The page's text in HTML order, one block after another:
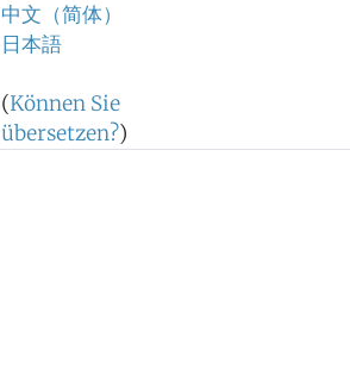
中文（简体）
日本語
(Können Sie
übersetzen?)